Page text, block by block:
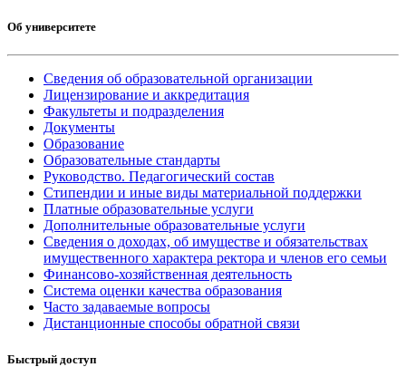
Об университете
Сведения об образовательной организации
Лицензирование и аккредитация
Факультеты и подразделения
Документы
Образование
Образовательные стандарты
Руководство. Педагогический состав
Стипендии и иные виды материальной поддержки
Платные образовательные услуги
Дополнительные образовательные услуги
Сведения о доходах, об имуществе и обязательствах
имущественного характера ректора и членов его семьи
Финансово-хозяйственная деятельность
Система оценки качества образования
Часто задаваемые вопросы
Дистанционные способы обратной связи
Быстрый доступ